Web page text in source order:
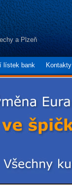
a Plzeň
lístek bank Kontakty